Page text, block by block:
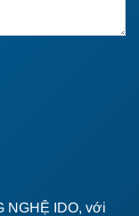
NGHỆ IDO, với